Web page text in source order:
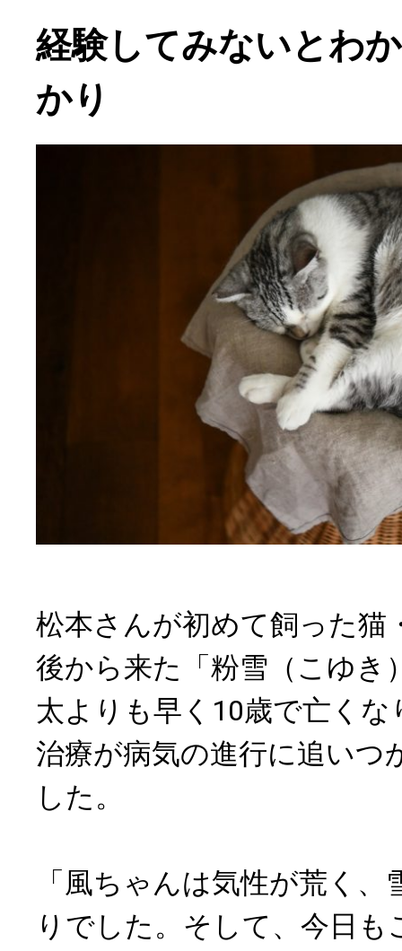
経験してみないとわ
かり
松本さんが初めて飼った猫
後から来た「粉雪（こゆき
太よりも早く10歳で亡く
治療が病気の進行に追いつ
した。
「風ちゃんは気性が荒く
りでした。そして、今日も